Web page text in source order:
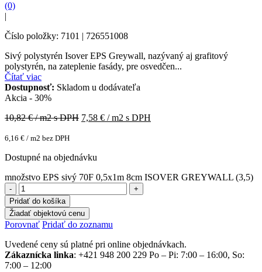
(0)
|
Číslo položky: 7101 | 726551008
Sivý polystyrén Isover EPS Greywall, nazývaný aj grafitový
polystyrén, na zateplenie fasády, pre osvedčen...
Čítať viac
Dostupnosť: Skladom u dodávateľa
Akcia - 30%
10,82€ / m2 s DPH 7,58 € / m2 s DPH
6,16 € / m2 bez DPH
Dostupné na objednávku
množstvo EPS sivý 70F 0,5x1m 8cm ISOVER GREYWALL (3,5)
Pridať do košíka
Žiadať objektovú cenu
Porovnať Pridať do zoznamu
Uvedené ceny sú platné pri online objednávkach.
Zákaznícka linka: +421 948 200 229 Po – Pi: 7:00 – 16:00, So:
7:00 – 12:00